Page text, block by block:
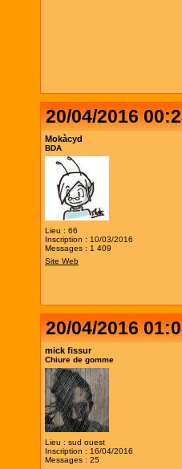
20/04/2016
Mokàcyd
BDA
Lieu : 66
Inscription : 10/03/2016
Messages : 1 409
Site Web
20/04/2016
mick fissur
Chiure de gomme
Lieu : sud ouest
Inscription : 16/04/2016
Messages : 25